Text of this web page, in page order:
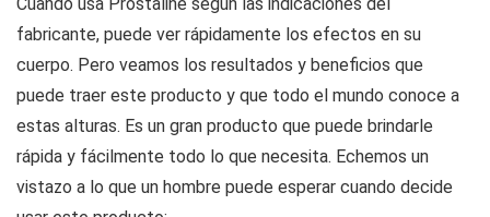
fabricante, puede ver rápidamente los efectos en su
cuerpo. Pero veamos los resultados y beneficios que
puede traer este producto y que todo el mundo conoce a
estas alturas. Es un gran producto que puede brindarle
rápida y fácilmente todo lo que necesita. Echemos un
vistazo a lo que un hombre puede esperar cuando decide